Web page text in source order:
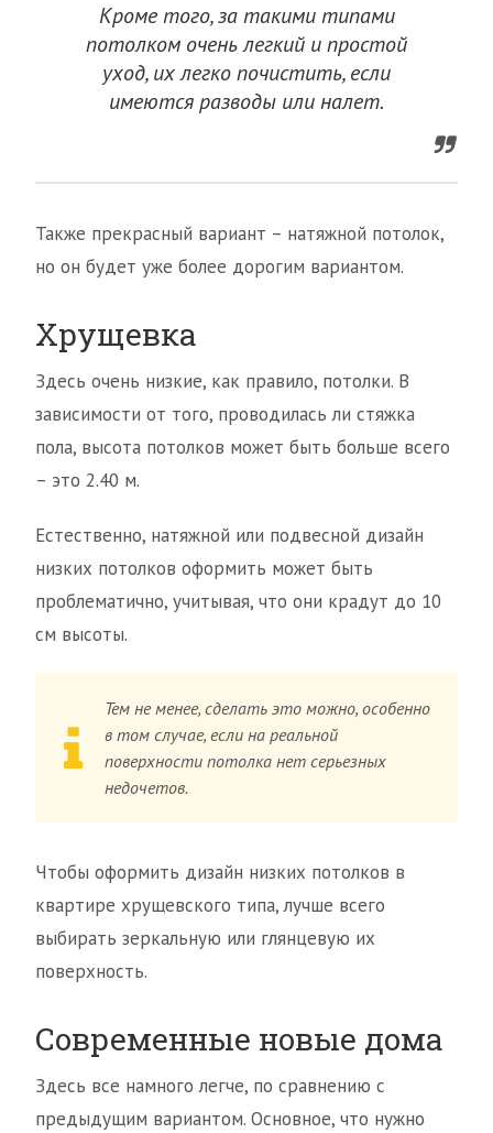
Кроме того, за такими типами
потолком очень легкий и простой
уход, их легко почистить, если
имеются разводы или налет.
Также прекрасный вариант – натяжной потолок,
но он будет уже более дорогим вариантом.
Хрущевка
Здесь очень низкие, как правило, потолки. В
зависимости от того, проводилась ли стяжка
пола, высота потолков может быть больше всего
– это 2.40 м.
Естественно, натяжной или подвесной дизайн
низких потолков оформить может быть
проблематично, учитывая, что они крадут до 10
см высоты.
Тем не менее, сделать это можно, особенно
в том случае, если на реальной
поверхности потолка нет серьезных
недочетов.
Чтобы оформить дизайн низких потолков в
квартире хрущевского типа, лучше всего
выбирать зеркальную или глянцевую их
поверхность.
Современные новые дома
Здесь все намного легче, по сравнению с
предыдущим вариантом. Основное, что нужно